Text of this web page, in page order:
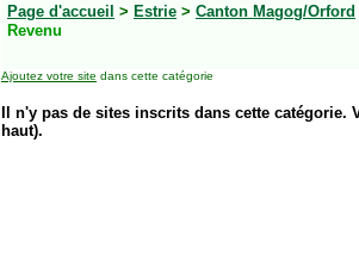
Page d'accueil > Estrie > Canton Magog/Orford
Revenu
Ajoutez votre site dans cette catégorie
Il n'y pas de sites inscrits dans cette
haut).